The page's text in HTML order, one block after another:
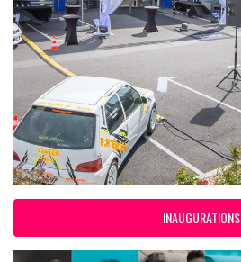
INAUGURATIONS